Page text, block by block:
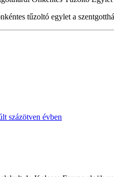
tűzoltó egylet a
százötven évben